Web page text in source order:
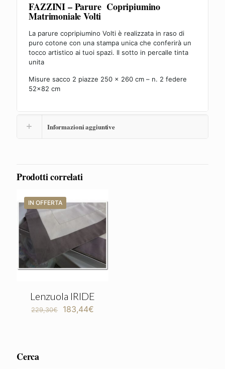
FAZZINI – Parure Copripiumino
Matrimoniale Volti
La parure copripiumino Volti è realizzata in raso di
puro cotone con una stampa unica che conferirà un
tocco artistico ai tuoi spazi. Il sotto in percalle tinta
unita
Misure sacco 2 piazze 250 x 260 cm – n. 2 federe
52×82 cm
Informazioni aggiuntive
Prodotti correlati
IN OFFERTA
Lenzuola IRIDE
229,30€
Il
183,44€
Cerca